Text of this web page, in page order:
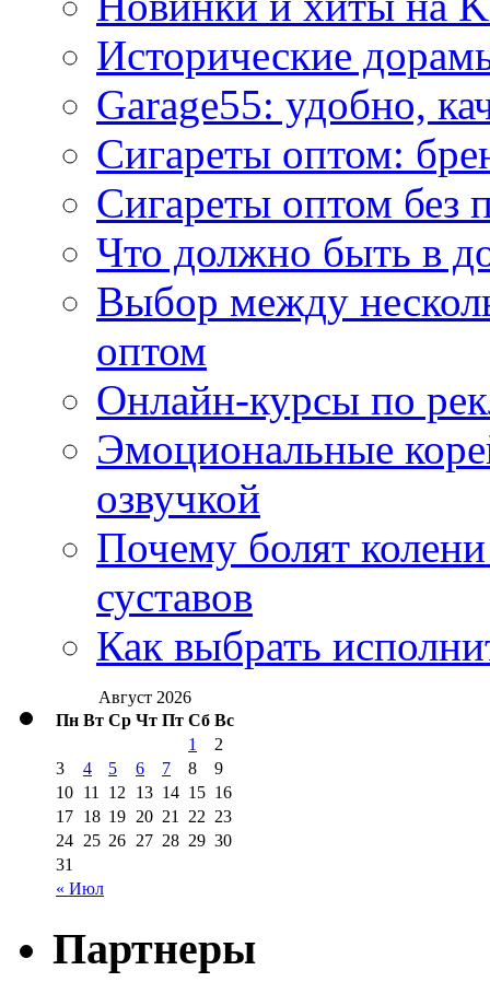
Исторические
Garage55: удобно,
Сигареты оптом:
Сигареты оптом без
Что должно быть в
Выбор между
оптом
Онлайн-курсы по
Эмоциональные
озвучкой
Почему болят
суставов
Как выбрать
Август 2026
Пн Вт Ср Чт Пт Сб Вс
« Июл
1
2
3
4 5 6 7 8
9
10 11 12 13 14 15 16
17 18 19 20 21 22 23
24 25 26 27 28 29 30
31
Партнеры